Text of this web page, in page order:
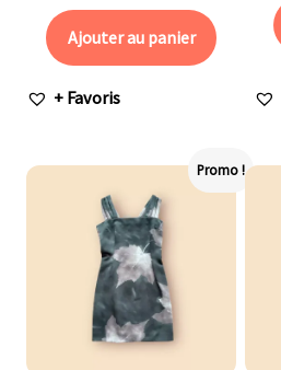
Ajouter au panier
+ Favoris
Promo !